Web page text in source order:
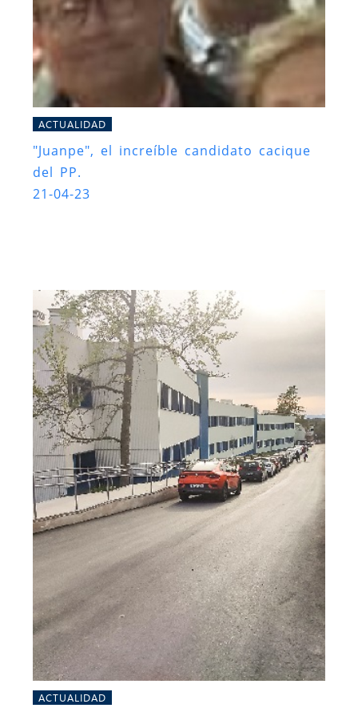
ACTUALIDAD
"Juanpe", el increíble candidato cacique
del PP.
21-04-23
ACTUALIDAD